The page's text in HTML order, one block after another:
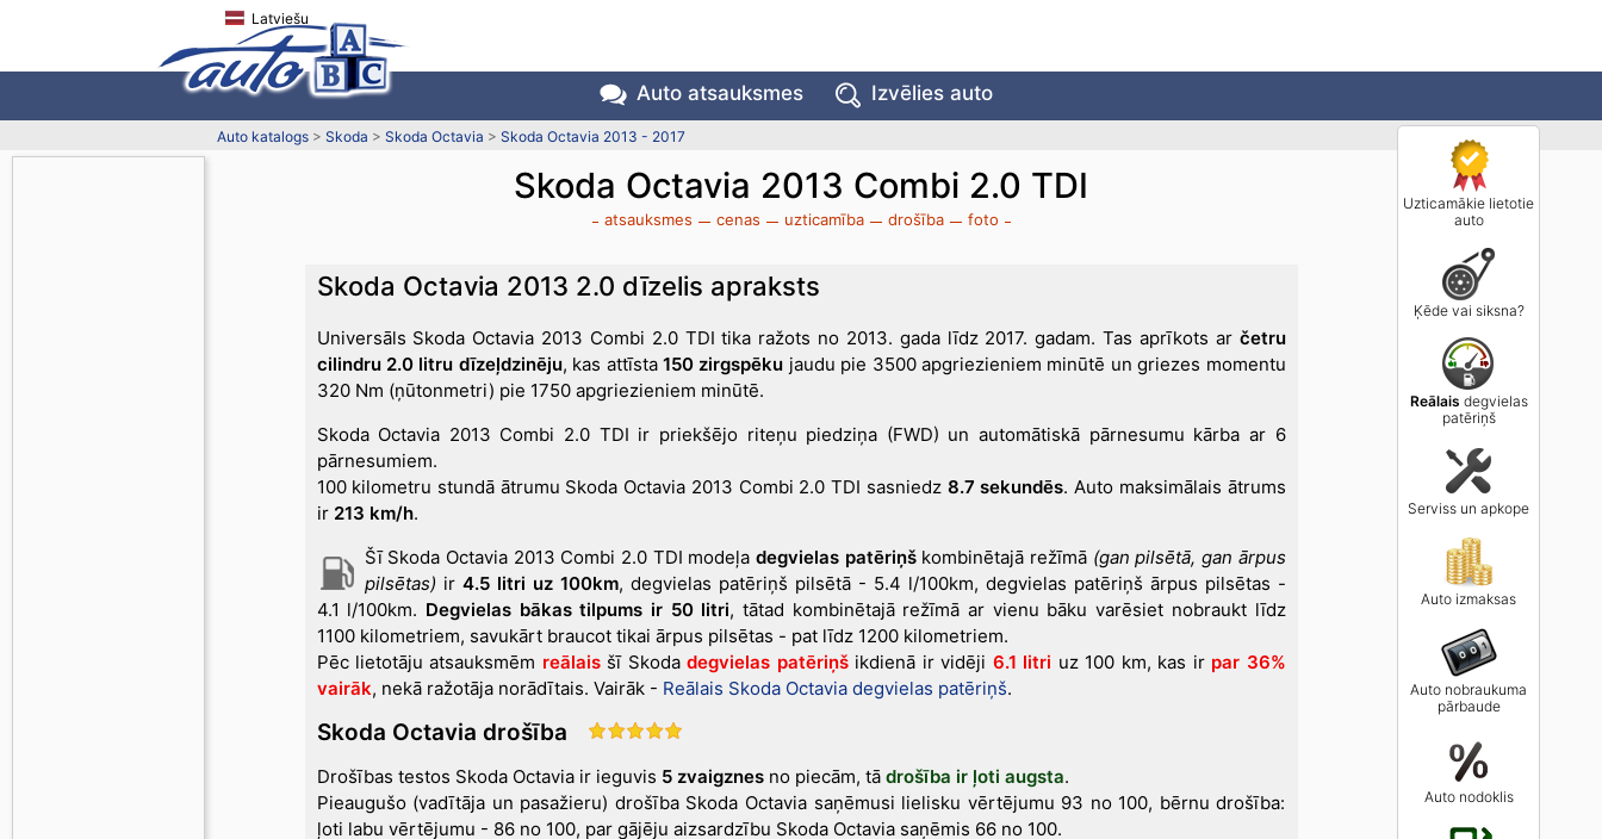
Latviešu
Auto atsauksmes Izvēlies auto
Uzticamākie lietotie
auto
Ķēde vai siksna?
Reālais degvielas
patēriņš
Serviss un apkope
Auto izmaksas
Auto nobraukuma
pārbaude
Auto nodoklis
Auto katalogs > Skoda > Skoda Octavia > Skoda Octavia 2013 - 2017
Skoda Octavia 2013 Combi 2.0 TDI
atsauksmes cenas uzticamība drošība foto
Skoda Octavia 2013 2.0 dīzelis apraksts
Universāls Skoda Octavia 2013 Combi 2.0 TDI tika ražots no 2013. gada līdz 2017. gadam. Tas aprīkots ar četru
cilindru 2.0 litru dīzeļdzinēju, kas attīsta 150 zirgspēku jaudu pie 3500 apgriezieniem minūtē un griezes momentu
320 Nm (ņūtonmetri) pie 1750 apgriezieniem minūtē.
Skoda Octavia 2013 Combi 2.0 TDI ir priekšējo riteņu piedziņa (FWD) un automātiskā pārnesumu kārba ar 6
pārnesumiem.
100 kilometru stundā ātrumu Skoda Octavia 2013 Combi 2.0 TDI sasniedz 8.7 sekundēs. Auto maksimālais ātrums
ir 213 km/h.
Šī Skoda Octavia 2013 Combi 2.0 TDI modeļa degvielas patēriņškombinētajā režīmā (gan pilsētā, gan ārpus
pilsētas) ir 4.5 litri uz 100km, degvielas patēriņš pilsētā - 5.4 l/100km, degvielas patēriņš ārpus pilsētas -
4.1 l/100km. Degvielas bākas tilpums ir 50 litri, tātad kombinētajā režīmā ar vienu bāku varēsiet nobraukt līdz
1100 kilometriem, savukārt braucot tikai ārpus pilsētas - pat līdz 1200 kilometriem.
Pēc lietotāju atsauksmēm reālaisšī Skodadegvielas patēriņšikdienā ir vidēji 6.1 litri uz 100 km, kas ir par 36%
vairāk, nekā ražotāja norādītais. Vairāk - Reālais Skoda Octavia degvielas patēriņš.
Skoda Octavia drošība
Drošības testos Skoda Octavia ir ieguvis 5 zvaigznesno piecām, tā drošība ir ļoti augsta.
Pieaugušo (vadītāja un pasažieru) drošība Skoda Octavia saņēmusi lielisku vērtējumu 93 no 100, bērnu drošība:
ļoti labu vērtējumu - 86 no 100, par gājēju aizsardzību Skoda Octavia saņēmis 66 no 100.